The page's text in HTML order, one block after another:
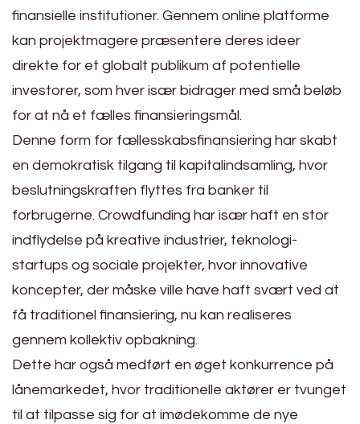
finansielle institutioner. Gennem online platforme
kan projektmagere præsentere deres ideer
direkte for et globalt publikum af potentielle
investorer, som hver især bidrager med små beløb
for at nå et fælles finansieringsmål.
Denne form for fællesskabsfinansiering har skabt
en demokratisk tilgang til kapitalindsamling, hvor
beslutningskraften flyttes fra banker til
forbrugerne. Crowdfunding har især haft en stor
indflydelse på kreative industrier, teknologi-
startups og sociale projekter, hvor innovative
koncepter, der måske ville have haft svært ved at
få traditionel finansiering, nu kan realiseres
gennem kollektiv opbakning.
Dette har også medført en øget konkurrence på
lånemarkedet, hvor traditionelle aktører er tvunget
til at tilpasse sig for at imødekomme de nye